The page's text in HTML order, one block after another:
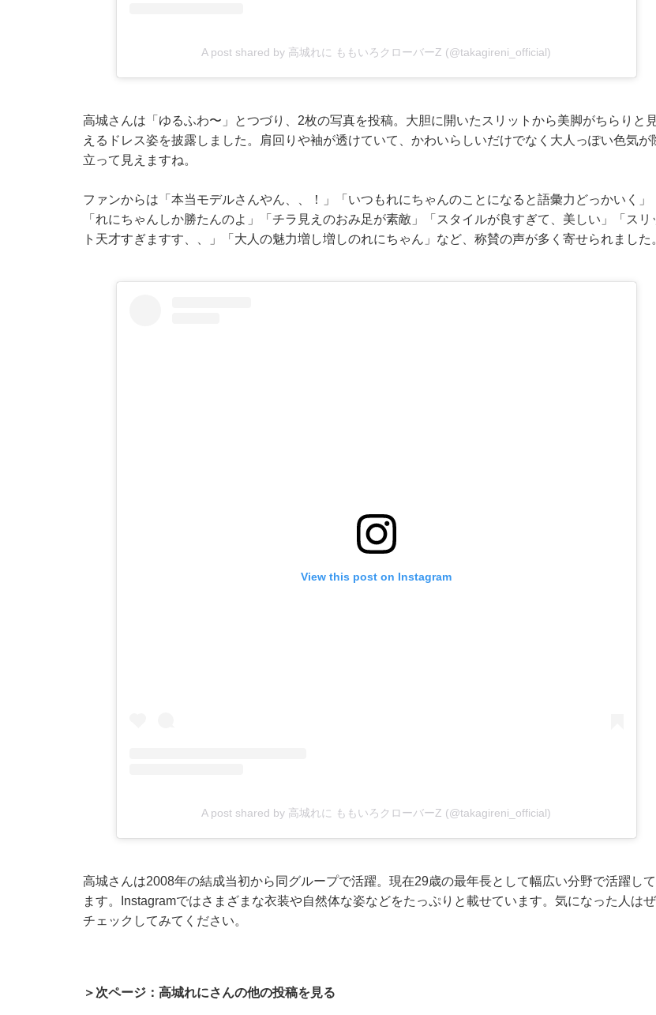
A post shared by 高城れに ももいろクローバーZ (@takagireni_official)
高城さんは「ゆるふわ〜」とつづり、2枚の写真を投稿。大胆に開いたスリットから美脚がちらりと
えるドレス姿を披露しました。肩回りや袖が透けていて、かわいらしいだけでなく大人っぽい色気が
立って見えますね。
ファンからは「本当モデルさんやん、、！」「いつもれにちゃんのことになると語彙力どっかいく」
「れにちゃんしか勝たんのよ」「チラ見えのおみ足が素敵」「スタイルが良すぎて、美しい」「スリ
ト天才すぎますす、、」「大人の魅力増し増しのれにちゃん」など、称賛の声が多く寄せられました。
View this post on Instagram
A post shared by 高城れに ももいろクローバーZ (@takagireni_official)
高城さんは2008年の結成当初から同グループで活躍。現在29歳の最年長として幅広い分野で活躍し
ます。Instagramではさまざまな衣装や自然体な姿などをたっぷりと載せています。気になった人は
チェックしてみてください。
＞次ページ：高城れにさんの他の投稿を見る